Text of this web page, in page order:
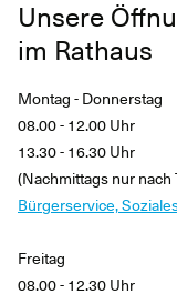
Unsere
im Rathaus
Montag - Donnerstag
08.00 - 12.00 Uhr
13.30 - 16.30 Uhr
(Nachmittags nur
Bürgerservice,
Freitag
08.00 - 12.30 Uhr